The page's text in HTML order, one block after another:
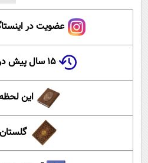
عضویت در
۱۵ سال پیش در چنین روزی
این